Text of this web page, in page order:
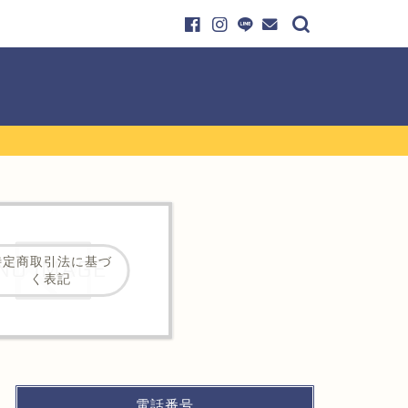
商取引法に基づ
く表記